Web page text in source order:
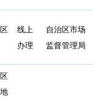
线上
办理
自治区市场
监督管理局